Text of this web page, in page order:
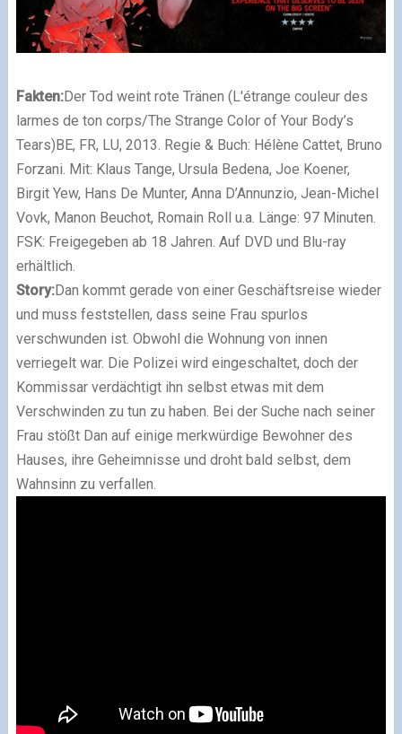
Fakten:Der Tod weint rote Tränen (L'étrange couleur des
larmes de ton corps/The Strange Color of Your Body’s
Tears)BE, FR, LU, 2013. Regie & Buch: Hélène Cattet, Bruno
Forzani. Mit: Klaus Tange, Ursula Bedena, Joe Koener,
Birgit Yew, Hans De Munter, Anna D’Annunzio, Jean-Michel
Vovk, Manon Beuchot, Romain Roll u.a. Länge: 97 Minuten.
FSK: Freigegeben ab 18 Jahren. Auf DVD und Blu-ray
erhältlich.
Story:Dan kommt gerade von einer Geschäftsreise wieder
und muss feststellen, dass seine Frau spurlos
verschwunden ist. Obwohl die Wohnung von innen
verriegelt war. Die Polizei wird eingeschaltet, doch der
Kommissar verdächtigt ihn selbst etwas mit dem
Verschwinden zu tun zu haben. Bei der Suche nach seiner
Frau stößt Dan auf einige merkwürdige Bewohner des
Hauses, ihre Geheimnisse und droht bald selbst, dem
Wahnsinn zu verfallen.